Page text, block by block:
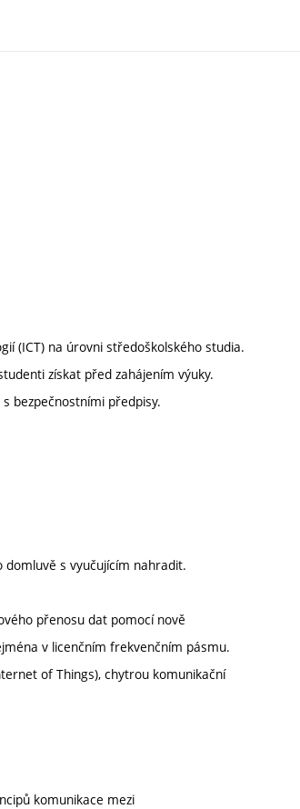
(ICT) na úrovni středoškolského studia.
získat před zahájením výuky.
bezpečnostními předpisy.
s vyučujícím nahradit.
přenosu dat pomocí nově
v licenčním frekvenčním pásmu.
of Things), chytrou komunikační
komunikace mezi